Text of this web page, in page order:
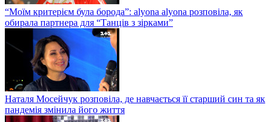
“Моїм критерієм була борода”: alyona alyona розповіла, як
обирала партнера для “Танців з зірками”
Наталя Мосейчук розповіла, де навчається її старший син та як
пандемія змінила його життя